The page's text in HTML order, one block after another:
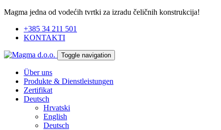
Magma jedna od vodećih tvrtki za izradu čeličnih konstrukcija!
+385 34 211 501
KONTAKTI
Toggle navigation
Über uns
Produkte & Dienstleistungen
Zertifikat
Deutsch
Hrvatski
English
Deutsch